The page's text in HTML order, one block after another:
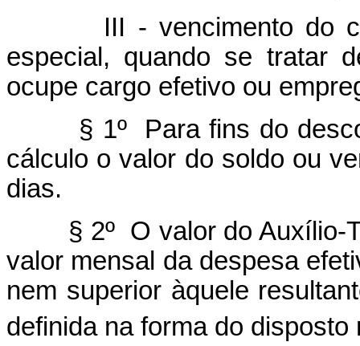
III - vencimento do
especial, quando se tratar
ocupe cargo efetivo ou
§ 1º Para fins do
cálculo o valor do soldo ou
dias.
§ 2º O valor do Auxílio-
valor mensal da despesa
nem superior àquele
definida na forma do disposto